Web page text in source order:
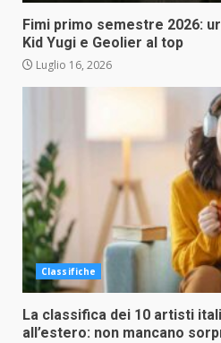
Fimi primo semestre 2026:
Kid Yugi e Geolier al top
Luglio 16, 2026
Classifiche
La classifica dei 10 artisti
all’estero: non mancano